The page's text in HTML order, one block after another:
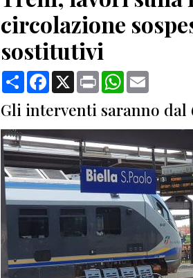
circolazione
sostitutivi
CondividiFacebook
X Print WhatsApp
Gli interventi saranno dal